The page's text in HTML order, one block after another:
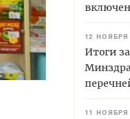
12
Итоги
11